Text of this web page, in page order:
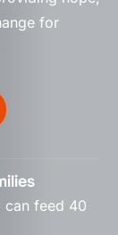
for
feed 40